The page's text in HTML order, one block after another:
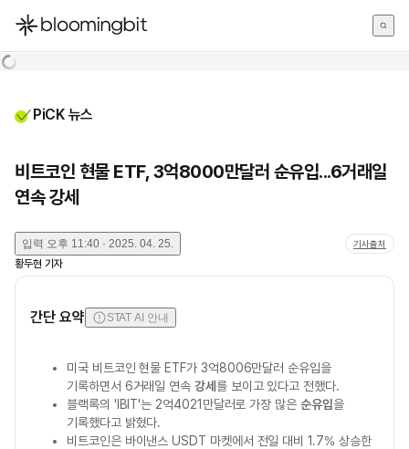
한국어
PiCK 뉴스
비트코인 현물 ETF, 3억8000만달러 순유입...6거래일
연속 강세
입력 오후 11:40 · 2025. 04. 25. 기사출처
황두현 기자
간단 요약 STAT AI 안내
미국 비트코인 현물 ETF가 3억8006만달러 순유입을
기록하면서 6거래일 연속강세 를 보이고 있다고 전했다.
블랙록의 'IBIT'는 2억4021만달러로 가장 많은 순유입을
기록했다고 밝혔다.
비트코인은 바이낸스 USDT 마켓에서 전일 대비 1.7% 상승한